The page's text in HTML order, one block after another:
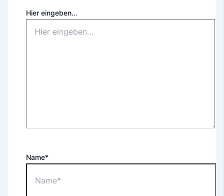
Hier eingeben…
Name*